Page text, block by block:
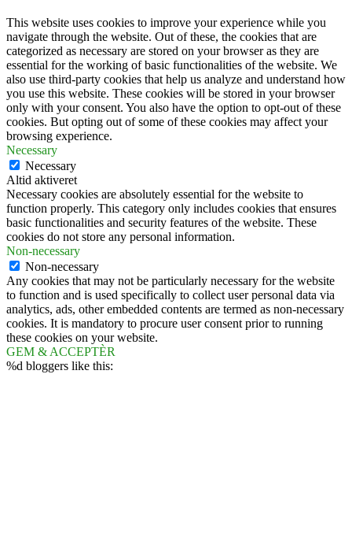
This website uses cookies to improve your experience while you
navigate through the website. Out of these, the cookies that are
categorized as necessary are stored on your browser as they are
essential for the working of basic functionalities of the website. We
also use third-party cookies that help us analyze and understand how
you use this website. These cookies will be stored in your browser
only with your consent. You also have the option to opt-out of these
cookies. But opting out of some of these cookies may affect your
browsing experience.
Necessary
Necessary
Altid aktiveret
Necessary cookies are absolutely essential for the website to
function properly. This category only includes cookies that ensures
basic functionalities and security features of the website. These
cookies do not store any personal information.
Non-necessary
Non-necessary
Any cookies that may not be particularly necessary for the website
to function and is used specifically to collect user personal data via
analytics, ads, other embedded contents are termed as non-necessary
cookies. It is mandatory to procure user consent prior to running
these cookies on your website.
GEM & ACCEPTÈR
%d bloggers like this: